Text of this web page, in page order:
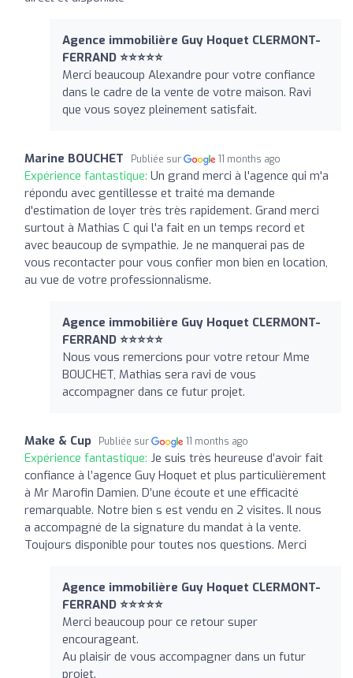
Agence immobilière Guy Hoquet CLERMONT-
FERRAND ⭐⭐⭐⭐⭐
Merci beaucoup Alexandre pour votre confiance
dans le cadre de la vente de votre maison. Ravi
que vous soyez pleinement satisfait.
Marine BOUCHET Publiée sur 11 months ago
Expérience fantastique: Un grand merci à l'agence qui m'a
répondu avec gentillesse et traité ma demande
d'estimation de loyer très très rapidement. Grand merci
surtout à Mathias C qui l'a fait en un temps record et
avec beaucoup de sympathie. Je ne manquerai pas de
vous recontacter pour vous confier mon bien en location,
au vue de votre professionnalisme.
Agence immobilière Guy Hoquet CLERMONT-
FERRAND ⭐⭐⭐⭐⭐
Nous vous remercions pour votre retour Mme
BOUCHET, Mathias sera ravi de vous
accompagner dans ce futur projet.
Make & Cup Publiée sur 11 months ago
Expérience fantastique: Je suis très heureuse d’avoir fait
confiance à l’agence Guy Hoquet et plus particulièrement
à Mr Marofin Damien. D’une écoute et une efficacité
remarquable. Notre bien s est vendu en 2 visites. Il nous
a accompagné de la signature du mandat à la vente.
Toujours disponible pour toutes nos questions. Merci
Agence immobilière Guy Hoquet CLERMONT-
FERRAND ⭐⭐⭐⭐⭐
Merci beaucoup pour ce retour super
encourageant.
Au plaisir de vous accompagner dans un futur
projet.